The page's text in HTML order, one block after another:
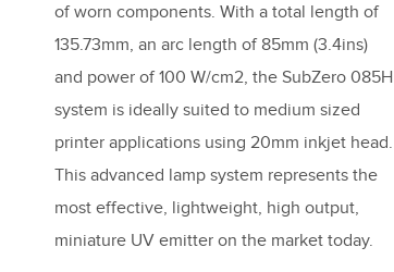
of worn components. With a total length of
135.73mm, an arc length of 85mm (3.4ins)
and power of 100 W/cm2, the SubZero 085H
system is ideally suited to medium sized
printer applications using 20mm inkjet head.
This advanced lamp system represents the
most effective, lightweight, high output,
miniature UV emitter on the market today.